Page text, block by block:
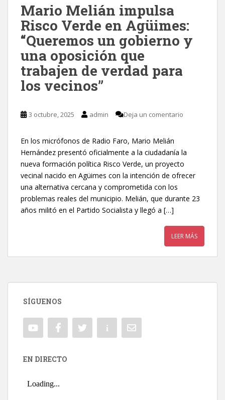
Mario Melián impulsa
Risco Verde en Agüimes:
“Queremos un gobierno y
una oposición que
trabajen de verdad para
los vecinos”
3 octubre, 2025 admin Deja un comentario
En los micrófonos de Radio Faro, Mario Melián
Hernández presentó oficialmente a la ciudadanía la
nueva formación política Risco Verde, un proyecto
vecinal nacido en Agüimes con la intención de ofrecer
una alternativa cercana y comprometida con los
problemas reales del municipio. Melián, que durante 23
años militó en el Partido Socialista y llegó a […]
LEER MÁS
SÍGUENOS
EN DIRECTO